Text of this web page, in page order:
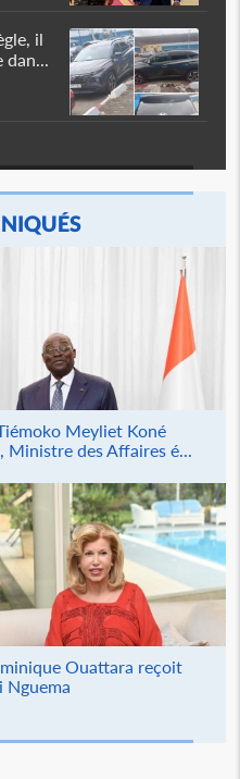
il
dan...
Meyliet Koné
Ministre des Affaires é...
Ouattara reçoit
Nguema